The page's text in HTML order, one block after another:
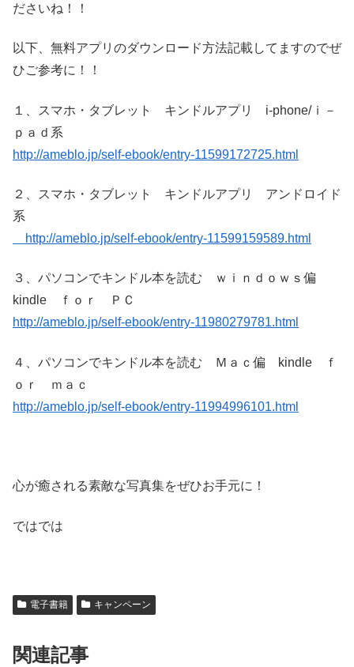
ださいね！！
以下、無料アプリのダウンロード方法記載してますのでぜ
ひご参考に！！
１、スマホ・タブレット キンドルアプリ i-phone/ｉ－
ｐａｄ系
http://ameblo.jp/self-ebook/entry-11599172725.html
２、スマホ・タブレット キンドルアプリ アンドロイド
系
http://ameblo.jp/self-ebook/entry-11599159589.html
３、パソコンでキンドル本を読む ｗｉｎｄｏｗｓ偏
kindle ｆｏｒ ＰＣ
http://ameblo.jp/self-ebook/entry-11980279781.html
４、パソコンでキンドル本を読む Ｍａｃ偏 kindle ｆ
ｏｒ ｍａｃ
http://ameblo.jp/self-ebook/entry-11994996101.html
心が癒される素敵な写真集をぜひお手元に！
ではでは
電子書籍 キャンペーン
関連記事